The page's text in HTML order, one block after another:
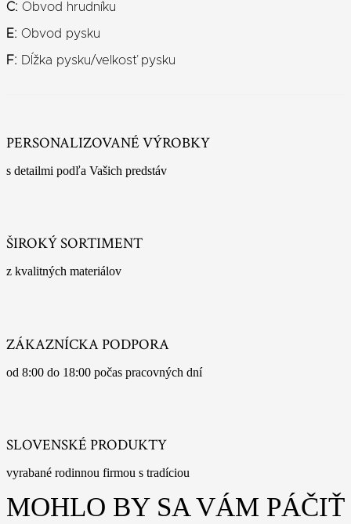
C: Obvod hrudníku
E: Obvod pysku
F: Dĺžka pysku/velkosť pysku
PERSONALIZOVANÉ VÝROBKY
s detailmi podľa Vašich predstáv
ŠIROKÝ SORTIMENT
z kvalitných materiálov
ZÁKAZNÍCKA PODPORA
od 8:00 do 18:00 počas pracovných dní
SLOVENSKÉ PRODUKTY
vyrabané rodinnou firmou s tradíciou
MOHLO BY SA VÁM PÁČIŤ